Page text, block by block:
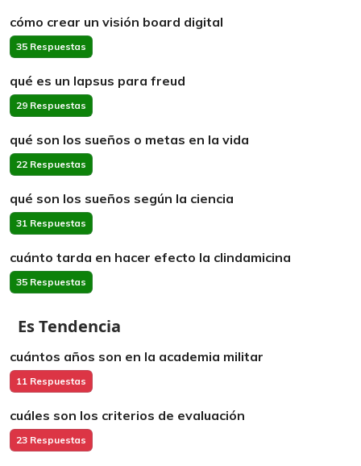
cómo crear un visión board digital
35 Respuestas
qué es un lapsus para freud
29 Respuestas
qué son los sueños o metas en la vida
22 Respuestas
qué son los sueños según la ciencia
31 Respuestas
cuánto tarda en hacer efecto la clindamicina
35 Respuestas
Es Tendencia
cuántos años son en la academia militar
11 Respuestas
cuáles son los criterios de evaluación
23 Respuestas